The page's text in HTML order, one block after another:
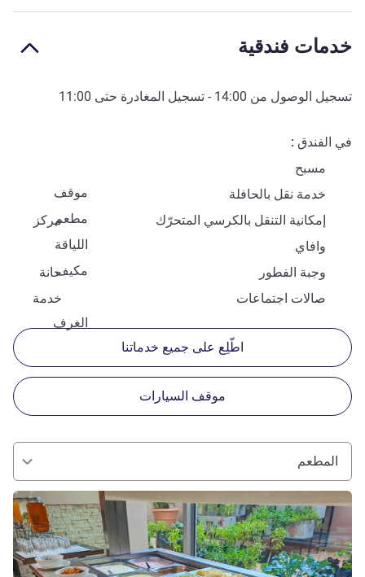
خدمات فندقية
تسجيل الوصول من 14:00 - تسجيل المغادرة حتى 11:00
في الفندق
مسبح
موقف
خدمة نقل بالحافلة
مطعم
إمكانية التنقل بالكرسي المتحرّك
مركز
اللياقة
وافاي
مكيف
وجبة الفطور
حانة
صالات اجتماعات
خدمة
الغرف
اطّلِع على جميع خدماتنا
موقف السيارات
المطعم
راجع التفاصيل